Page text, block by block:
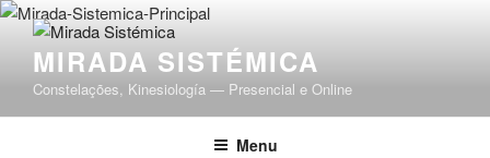
Saltar
conteúdo
MIRADA SISTÉMICA
Constelações, Kinesiología — Presencial e Online
Menu